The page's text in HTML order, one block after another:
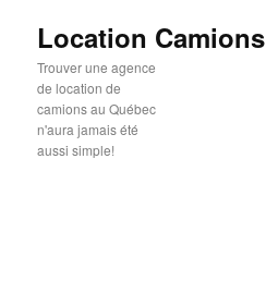
Location Camions
Trouver une agence
de location de
camions au Québec
n'aura jamais été
aussi simple!